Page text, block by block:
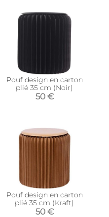
Pouf design en carton
plié 35 cm (Noir)
50 €
Pouf design en carton
plié 35 cm (Kraft)
50 €